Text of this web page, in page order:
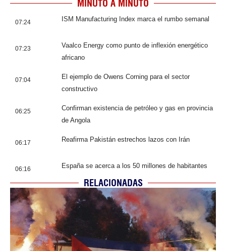
MINUTO A MINUTO
07:24 ISM Manufacturing Index marca el rumbo semanal
07:23
Vaalco Energy como punto de inflexión energético
africano
07:04
El ejemplo de Owens Corning para el sector
constructivo
06:25
Confirman existencia de petróleo y gas en provincia
de Angola
06:17 Reafirma Pakistán estrechos lazos con Irán
06:16 España se acerca a los 50 millones de habitantes
RELACIONADAS